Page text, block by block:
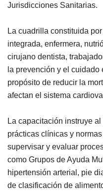
Jurisdicciones Sanitarias.
La cuadrilla constituida
integrada, enfermera,
cirujano dentista,
la prevención y el cuidado
propósito de reducir la
afectan el sistema
La capacitación instruye
prácticas clínicas y
supervisar y evaluar
como Grupos de Ayuda
hipertensión arterial, pie
de clasificación de